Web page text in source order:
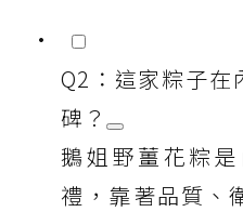
Q2：這家粽子在
碑？
鵝姐野薑花粽
禮，靠著品質、